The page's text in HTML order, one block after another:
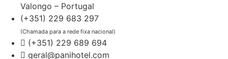
Valongo – Portugal
(+351) 229 683 297
(Chamada para a rede fixa nacional)
(+351) 229 689 694
geral@panihotel.com